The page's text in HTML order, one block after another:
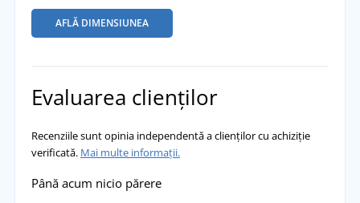
AFLĂ DIMENSIUNEA
Evaluarea clienților
Recenziile sunt opinia independentă a clienților cu achiziție
verificată. Mai multe informații.
Până acum nicio părere